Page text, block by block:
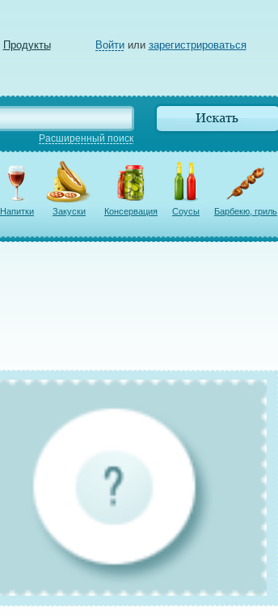
Продукты Войтиили зарегистрироваться
Расширенный поиск
Напитки Закуски Консервация Соусы Барбекю, гриль